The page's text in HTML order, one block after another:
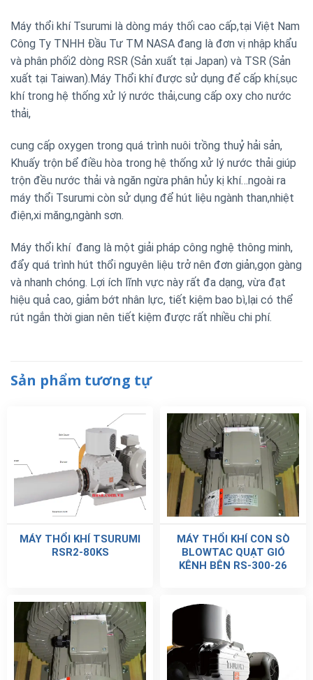
Máy thổi khí Tsurumi là dòng máy thối cao cấp,tại Việt Nam
Công Ty TNHH Đầu Tư TM NASA đang là đơn vị nhập khẩu
và phân phối2 dòng RSR (Sản xuất tại Japan) và TSR (Sản
xuất tại Taiwan).Máy Thổi khí được sử dụng để cấp khí,sục
khí trong hệ thống xử lý nước thải,cung cấp oxy cho nước
thải,
cung cấp oxygen trong quá trình nuôi trồng thuỷ hải sản,
Khuấy trộn bể điều hòa trong hệ thống xử lý nước thải giúp
trộn đều nước thải và ngăn ngừa phân hủy kị khí…ngoài ra
máy thổi Tsurumi còn sử dụng để hút liệu ngành than,nhiệt
điện,xi măng,ngành sơn.
Máy thổi khí đang là một giải pháp công nghệ thông minh,
đẩy quá trình hút thổi nguyên liệu trở nên đơn giản,gọn gàng
và nhanh chóng. Lợi ích lĩnh vực này rất đa dạng, vừa đạt
hiệu quả cao, giảm bớt nhân lực, tiết kiệm bao bì,lại có thể
rút ngắn thời gian nên tiết kiệm được rất nhiều chi phí.
Sản phẩm tương tự
MÁY THỔI KHÍ TSURUMI
RSR2-80KS
MÁY THỔI KHÍ CON SÒ
BLOWTAC QUẠT GIÓ
KÊNH BÊN RS-300-26